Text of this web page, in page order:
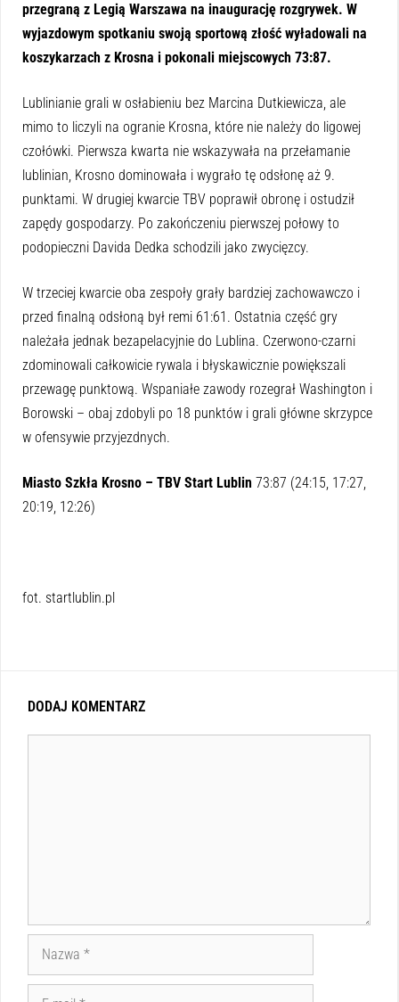
przegraną z Legią Warszawa na inaugurację rozgrywek. W
wyjazdowym spotkaniu swoją sportową złość wyładowali na
koszykarzach z Krosna i pokonali miejscowych 73:87.
Lublinianie grali w osłabieniu bez Marcina Dutkiewicza, ale
mimo to liczyli na ogranie Krosna, które nie należy do ligowej
czołówki. Pierwsza kwarta nie wskazywała na przełamanie
lublinian, Krosno dominowała i wygrało tę odsłonę aż 9.
punktami. W drugiej kwarcie TBV poprawił obronę i ostudził
zapędy gospodarzy. Po zakończeniu pierwszej połowy to
podopieczni Davida Dedka schodzili jako zwycięzcy.
W trzeciej kwarcie oba zespoły grały bardziej zachowawczo i
przed finalną odsłoną był remi 61:61. Ostatnia część gry
należała jednak bezapelacyjnie do Lublina. Czerwono-czarni
zdominowali całkowicie rywala i błyskawicznie powiększali
przewagę punktową. Wspaniałe zawody rozegrał Washington i
Borowski – obaj zdobyli po 18 punktów i grali główne skrzypce
w ofensywie przyjezdnych.
Miasto Szkła Krosno – TBV Start Lublin 73:87 (24:15, 17:27,
20:19, 12:26)
fot. startlublin.pl
DODAJ KOMENTARZ